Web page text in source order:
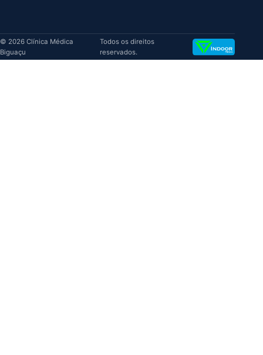
© 2026 Clínica Médica
Biguaçu
Todos os direitos
reservados.